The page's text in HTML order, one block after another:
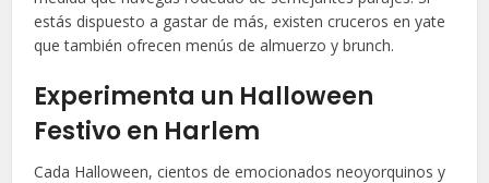
estás dispuesto a gastar de más, existen cruceros en yate
que también ofrecen menús de almuerzo y brunch.
Experimenta un Halloween
Festivo en Harlem
Cada Halloween, cientos de emocionados neoyorquinos y